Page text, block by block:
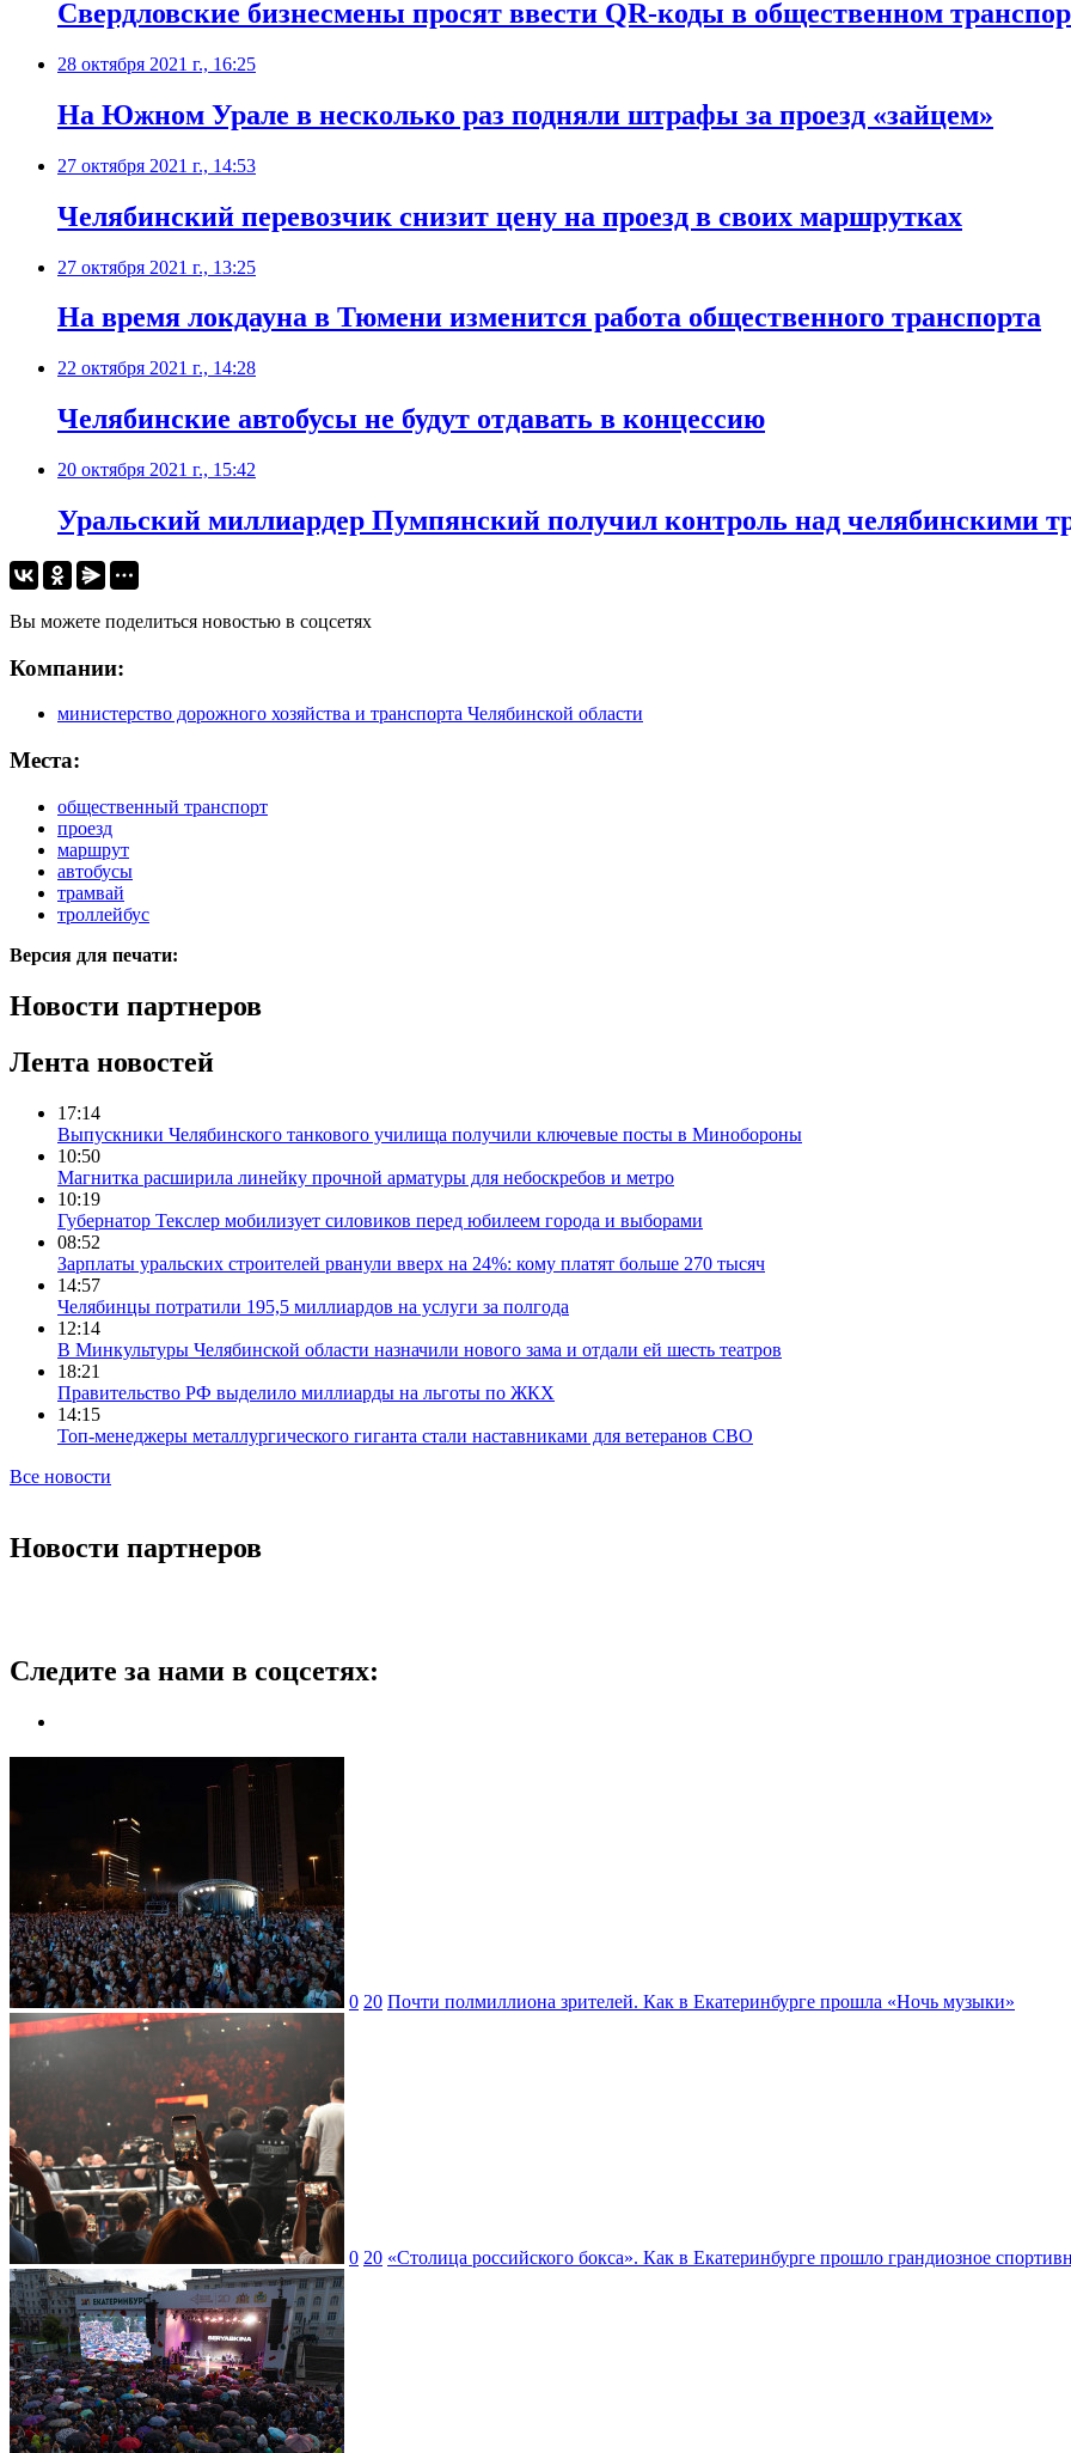
​Свердловские бизнесмены просят ввести QR-коды в общественном
28 октября 2021 г., 16:25
На Южном Урале в несколько раз подняли штрафы за проезд «зайцем»
27 октября 2021 г., 14:53
​Челябинский перевозчик снизит цену на проезд в своих маршрутках
27 октября 2021 г., 13:25
На время локдауна в Тюмени изменится работа общественного транспорта
22 октября 2021 г., 14:28
Челябинские автобусы не будут отдавать в концессию
20 октября 2021 г., 15:42
Уральский миллиардер Пумпянский получил контроль над челябинскими
Вы можете поделиться новостью в соцсетях
Компании:
министерство дорожного хозяйства и транспорта Челябинской области
Места:
общественный транспорт
проезд
маршрут
автобусы
трамвай
троллейбус
Версия для печати:
Новости партнеров
Лента новостей
17:14
Выпускники Челябинского танкового училища получили ключевые посты в Минобороны
10:50
Магнитка расширила линейку прочной арматуры для небоскребов и метро
10:19
Губернатор Текслер мобилизует силовиков перед юбилеем города и выборами
08:52
Зарплаты уральских строителей рванули вверх на 24%: кому платят больше 270 тысяч
14:57
Челябинцы потратили 195,5 миллиардов на услуги за полгода
12:14
В Минкультуры Челябинской области назначили нового зама и отдали ей шесть театров
18:21
Правительство РФ выделило миллиарды на льготы по ЖКХ
14:15
Топ-менеджеры металлургического гиганта стали наставниками для ветеранов СВО
Все новости
Новости партнеров
Следите за нами в соцсетях:
0 20 Почти полмиллиона зрителей. Как в Екатеринбурге прошла «Ночь музыки»
0 20 «Столица российского бокса». Как в Екатеринбурге прошло грандиозное